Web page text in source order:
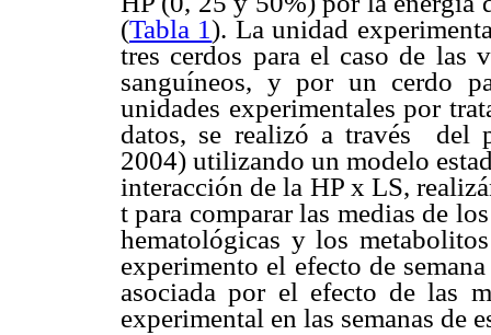
(Tabla 1). La unidad
tres cerdos para el caso de las
sanguíneos, y por un cerdo
unidades experimentales por
datos, se realizó a través
del
2004) utilizando un modelo
interacción de la HP x LS,
t para comparar las medias de
hematológicas y los
experimento el efecto de
asociada por el efecto de las
experimental en las semanas de